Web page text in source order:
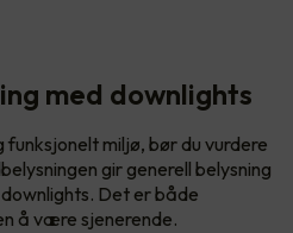
med downlights
miljø, bør du vurdere
gir generell belysning
Det er både
å være sjenerende.